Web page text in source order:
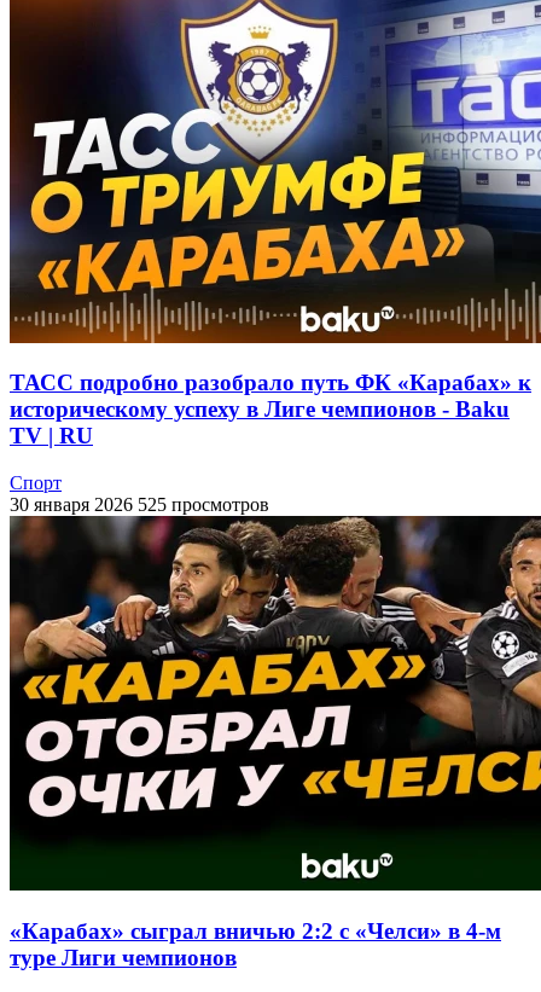
ТАСС подробно разобрало путь ФК «Карабах» к
историческому успеху в Лиге чемпионов - Baku
TV | RU
Спорт
30 января 2026 525 просмотров
«Карабах» сыграл вничью 2:2 с «Челси» в 4-м
туре Лиги чемпионов